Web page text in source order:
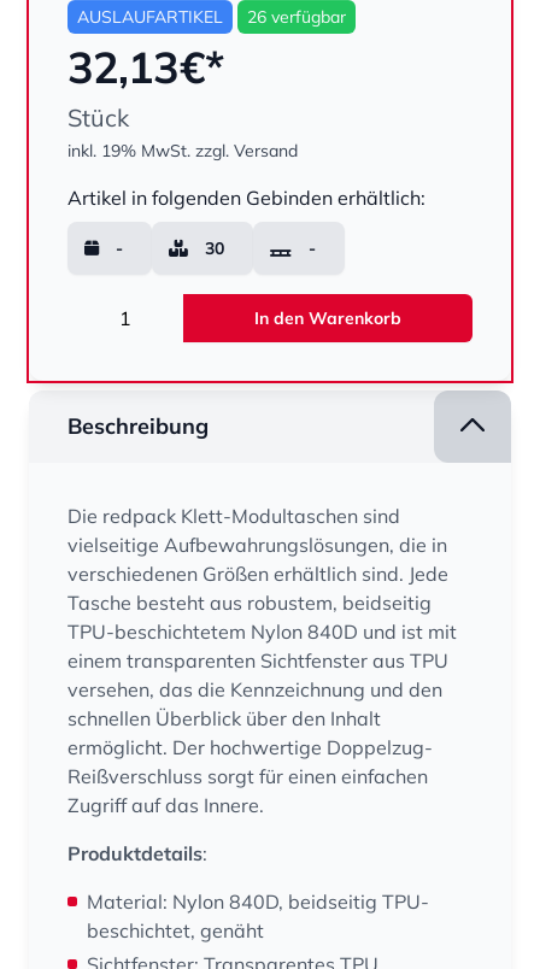
AUSLAUFARTIKEL 26 verfügbar
32,13€*
Stück
inkl. 19% MwSt. zzgl. Versand
Artikel in folgenden Gebinden erhältlich:
- 30 -
In den Warenkorb
Beschreibung
Die redpack Klett-Modultaschen sind
vielseitige Aufbewahrungslösungen, die in
verschiedenen Größen erhältlich sind. Jede
Tasche besteht aus robustem, beidseitig
TPU-beschichtetem Nylon 840D und ist mit
einem transparenten Sichtfenster aus TPU
versehen, das die Kennzeichnung und den
schnellen Überblick über den Inhalt
ermöglicht. Der hochwertige Doppelzug-
Reißverschluss sorgt für einen einfachen
Zugriff auf das Innere.
Produktdetails:
Material: Nylon 840D, beidseitig TPU-
beschichtet, genäht
Sichtfenster: Transparentes TPU